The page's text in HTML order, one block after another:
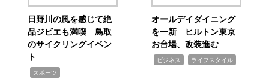
日野川の風を感じて絶
品ジビエも満喫 鳥取
のサイクリングイベン
ト
スポーツ
オールデイダイニング
を一新 ヒルトン東京
お台場、改装進む
ビジネス ライフスタイル